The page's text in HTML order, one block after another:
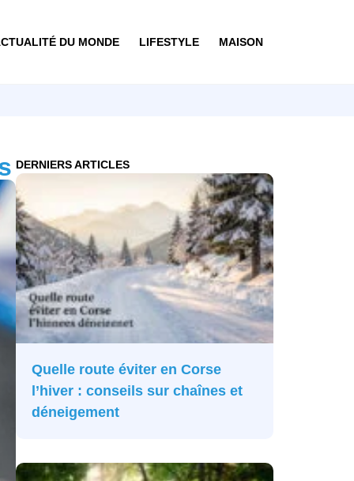
DU MONDE LIFESTYLE MAISON
DERNIERS ARTICLES
Quelle route éviter en Corse
l’hiver : conseils sur chaînes et
déneigement